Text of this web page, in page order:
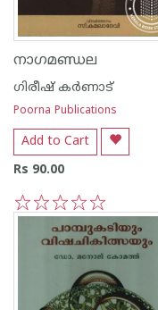
നാഗമണ്ഡല
ഗിരീഷ് കര്‍ണാട്
Poorna Publications
Add to Cart
Rs 90.00
5
4
3
2
1